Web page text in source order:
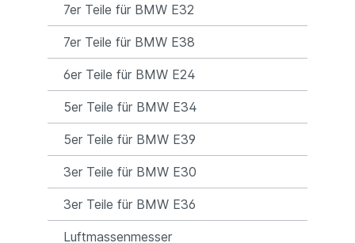
7er Teile für BMW E32
7er Teile für BMW E38
6er Teile für BMW E24
5er Teile für BMW E34
5er Teile für BMW E39
3er Teile für BMW E30
3er Teile für BMW E36
Luftmassenmesser